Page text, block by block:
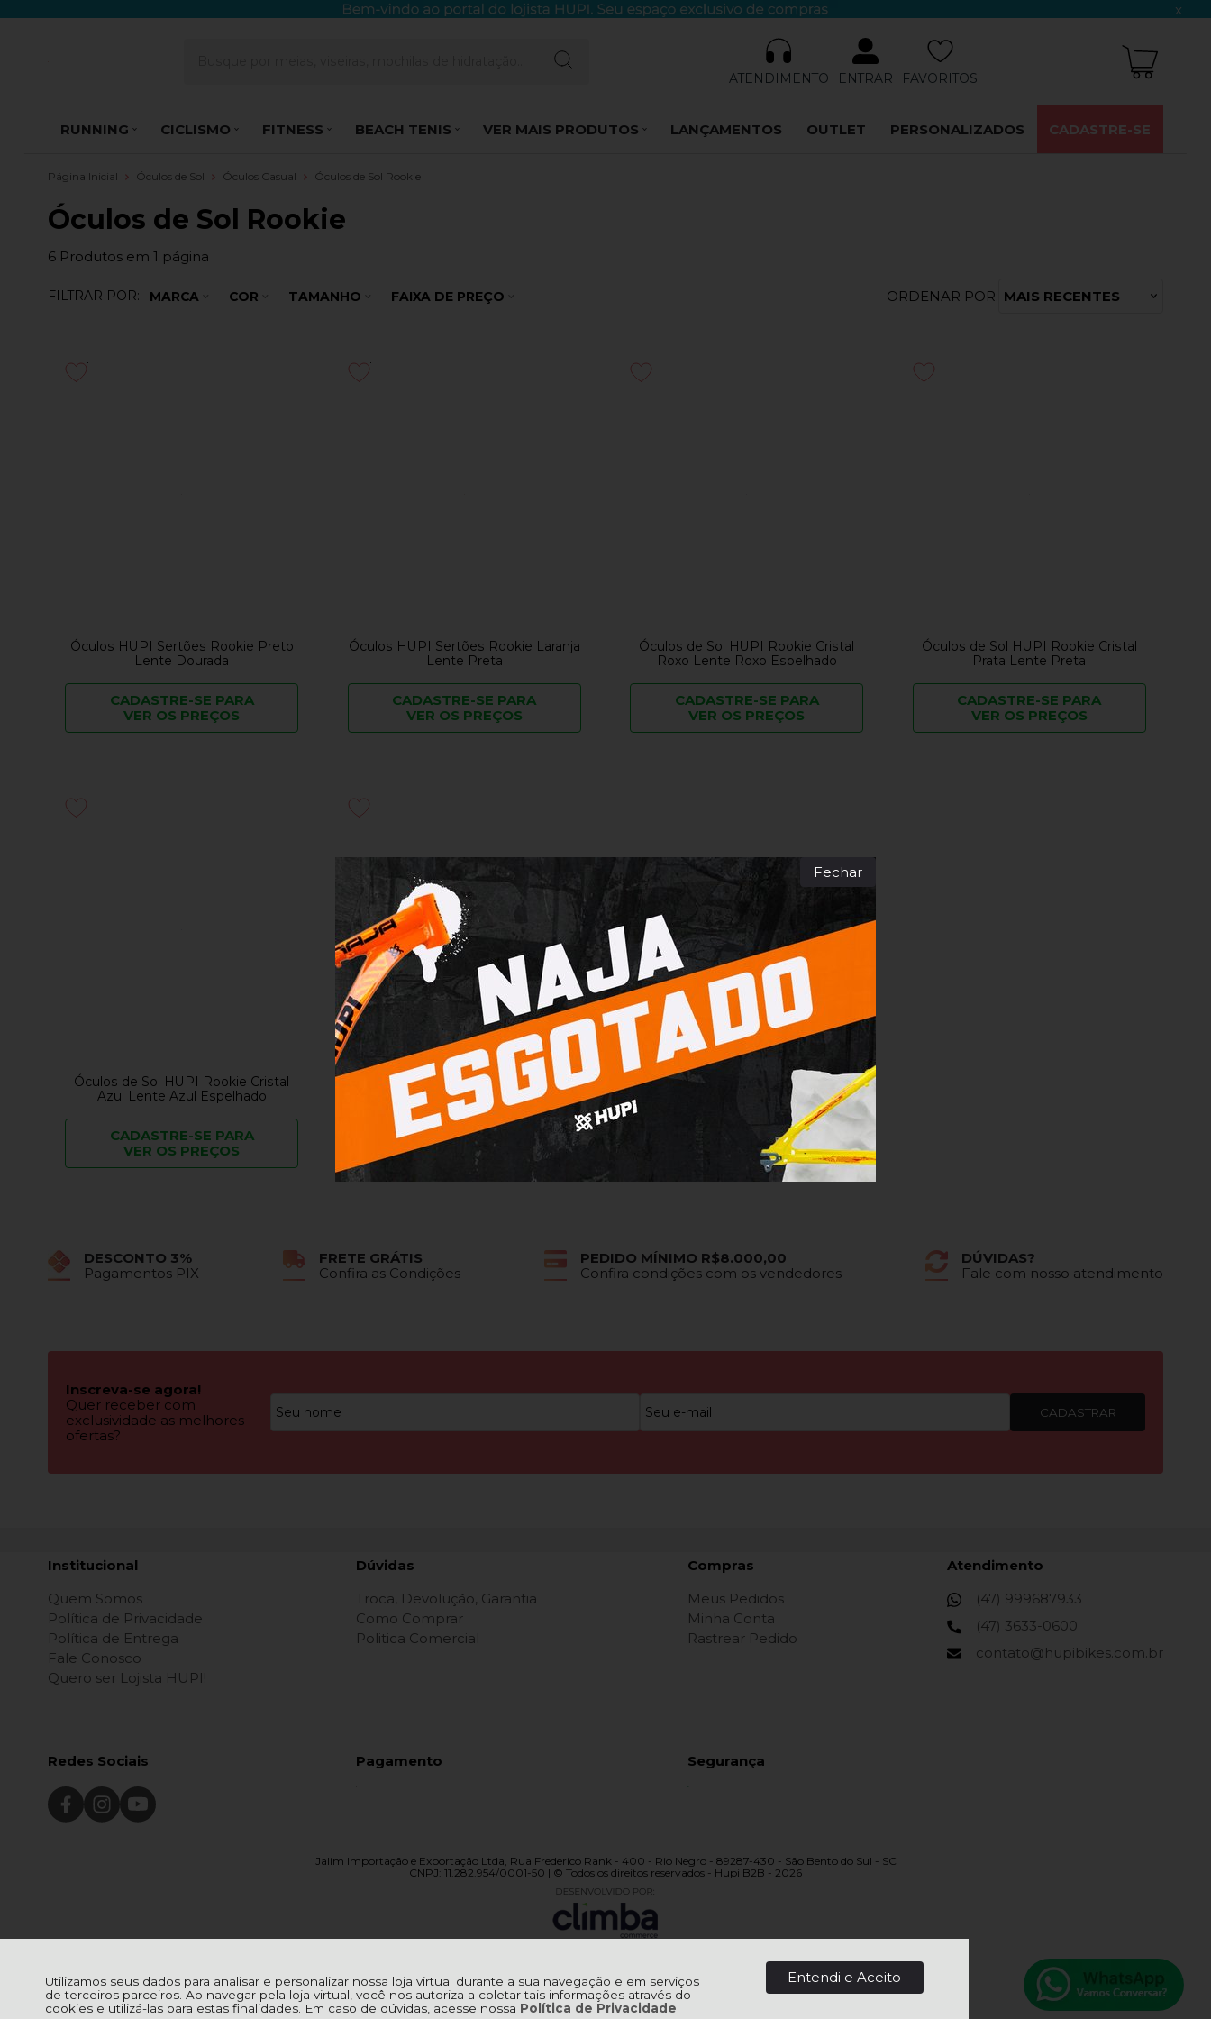
Utilizamos seus dados para analisar e personalizar nossa loja virtual durante a sua navegação e em serviços
de terceiros parceiros. Ao navegar pela loja virtual, você nos autoriza a coletar tais informações através do
cookies e utilizá-las para estas finalidades. Em caso de dúvidas, acesse nossa Política de Privacidade
Entendi e Aceito
x
ATENDIMENTO ENTRAR FAVORITOS
RUNNING CICLISMO FITNESS BEACH TENIS VER MAIS PRODUTOS LANÇAMENTOS OUTLET PERSONALIZADOS CADASTRE-SE
Página Inicial Óculos de Sol Óculos Casual Óculos de Sol Rookie
Óculos de Sol Rookie
6 Produtos em 1 página
FILTRAR POR: MARCA COR TAMANHO FAIXA DE PREÇO ORDENAR POR: MAIS RECENTES
Óculos HUPI Sertões Rookie Preto
Lente Dourada
CADASTRE-SE PARA
VER OS PREÇOS
Óculos HUPI Sertões Rookie Laranja
Lente Preta
CADASTRE-SE PARA
VER OS PREÇOS
Óculos de Sol HUPI Rookie Cristal
Roxo Lente Roxo Espelhado
CADASTRE-SE PARA
VER OS PREÇOS
Óculos de Sol HUPI Rookie Cristal
Prata Lente Preta
CADASTRE-SE PARA
VER OS PREÇOS
Óculos de Sol HUPI Rookie Cristal
Azul Lente Azul Espelhado
CADASTRE-SE PARA
VER OS PREÇOS
Óculos de Sol HUPI Rookie Cristal
Verde Lente Verde Espelhado
CADASTRE-SE PARA
VER OS PREÇOS
DESCONTO 3%
Pagamentos PIX
FRETE GRÁTIS
Confira as Condições
PEDIDO MÍNIMO R$8.000,00
Confira condições com os vendedores
DÚVIDAS?
Fale com nosso atendimento
Inscreva-se agora!
Quer receber com
exclusividade as melhores
ofertas?
CADASTRAR
Institucional
Quem Somos
Política de Privacidade
Política de Entrega
Fale Conosco
Quero ser Lojista HUPI!
Dúvidas
Troca, Devolução, Garantia
Como Comprar
Politica Comercial
Compras
Meus Pedidos
Minha Conta
Rastrear Pedido
Atendimento
(47) 999687933
(47) 3633-0600
contato@hupibikes.com.br
Redes Sociais Pagamento Segurança
Jalim Importação e Exportação Ltda, Rua Frederico Rank - 400 - Rio Negro - 89287-430 - São Bento do Sul - SC
CNPJ: 11.282.954/0001-50 | © Todos os direitos reservados - Hupi B2B - 2026
Fechar